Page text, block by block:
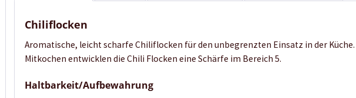
Chiliflocken
Aromatische, leicht scharfe Chiliflocken für den unbegrenzten Einsatz in der
Mitkochen entwicklen die Chili Flocken eine Schärfe im Bereich 5.
Haltbarkeit/Aufbewahrung